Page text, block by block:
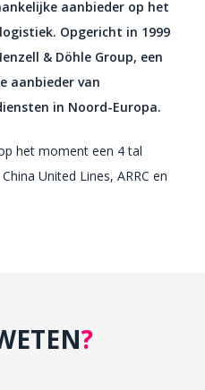
aanbieder op het
Opgericht in 1999
& Döhle Group, een
aanbieder van
in Noord-Europa.
het moment een 4 tal
United Lines, ARRC en
?